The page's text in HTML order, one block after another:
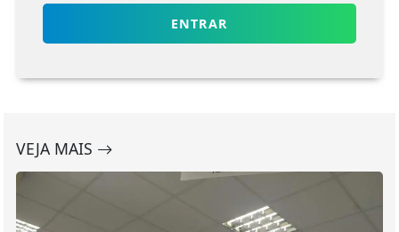
ENTRAR
VEJA MAIS